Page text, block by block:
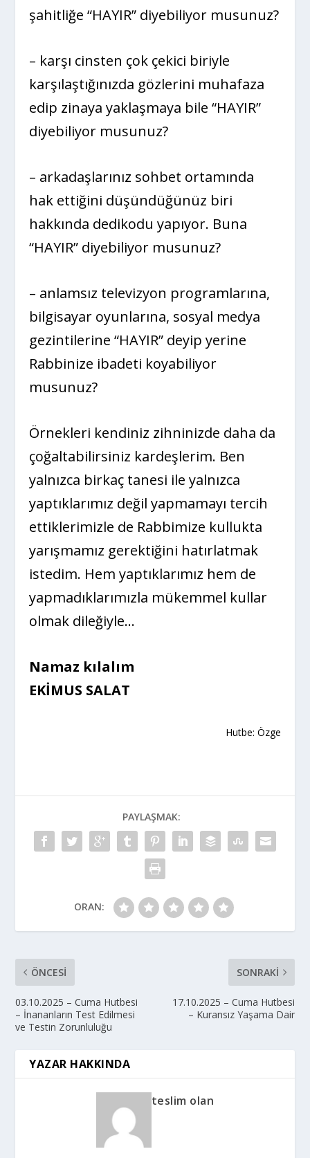
şahitliğe “HAYIR” diyebiliyor musunuz?
– karşı cinsten çok çekici biriyle
karşılaştığınızda gözlerini muhafaza
edip zinaya yaklaşmaya bile “HAYIR”
diyebiliyor musunuz?
– arkadaşlarınız sohbet ortamında
hak ettiğini düşündüğünüz biri
hakkında dedikodu yapıyor. Buna
“HAYIR” diyebiliyor musunuz?
– anlamsız televizyon programlarına,
bilgisayar oyunlarına, sosyal medya
gezintilerine “HAYIR” deyip yerine
Rabbinize ibadeti koyabiliyor
musunuz?
Örnekleri kendiniz zihninizde daha da
çoğaltabilirsiniz kardeşlerim. Ben
yalnızca birkaç tanesi ile yalnızca
yaptıklarımız değil yapmamayı tercih
ettiklerimizle de Rabbimize kullukta
yarışmamız gerektiğini hatırlatmak
istedim. Hem yaptıklarımız hem de
yapmadıklarımızla mükemmel kullar
olmak dileğiyle…
Namaz kılalım
EKİMUS SALAT
Hutbe: Özge
PAYLAŞMAK:
ORAN:
ÖNCESI
03.10.2025 – Cuma Hutbesi
– İnananların Test Edilmesi
ve Testin Zorunluluğu
SONRAKI
17.10.2025 – Cuma Hutbesi
– Kuransız Yaşama Dair
YAZAR HAKKINDA
teslim olan